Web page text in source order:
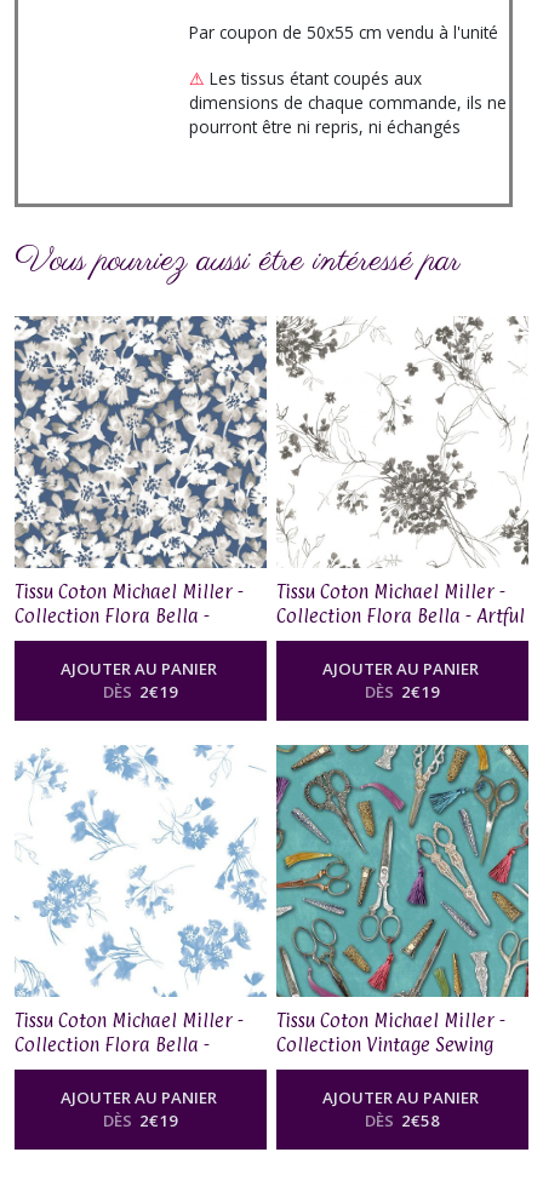
Par coupon de 50x55 cm vendu à l'unité
⚠ Les tissus étant coupés aux
dimensions de chaque commande, ils ne
pourront être ni repris, ni échangés
Vous pourriez aussi être intéressé par
Tissu Coton Michael Miller -
Collection Flora Bella -
Flower Fancy Denim
AJOUTER AU PANIER
DÈS 2€19
Tissu Coton Michael Miller -
Collection Flora Bella - Artful
Bouquet Wind
AJOUTER AU PANIER
DÈS 2€19
Tissu Coton Michael Miller -
Collection Flora Bella -
Tossed Nosegay Boy
AJOUTER AU PANIER
DÈS 2€19
Tissu Coton Michael Miller -
Collection Vintage Sewing
Stash - Antique Scissors - Teal
AJOUTER AU PANIER
DÈS 2€58